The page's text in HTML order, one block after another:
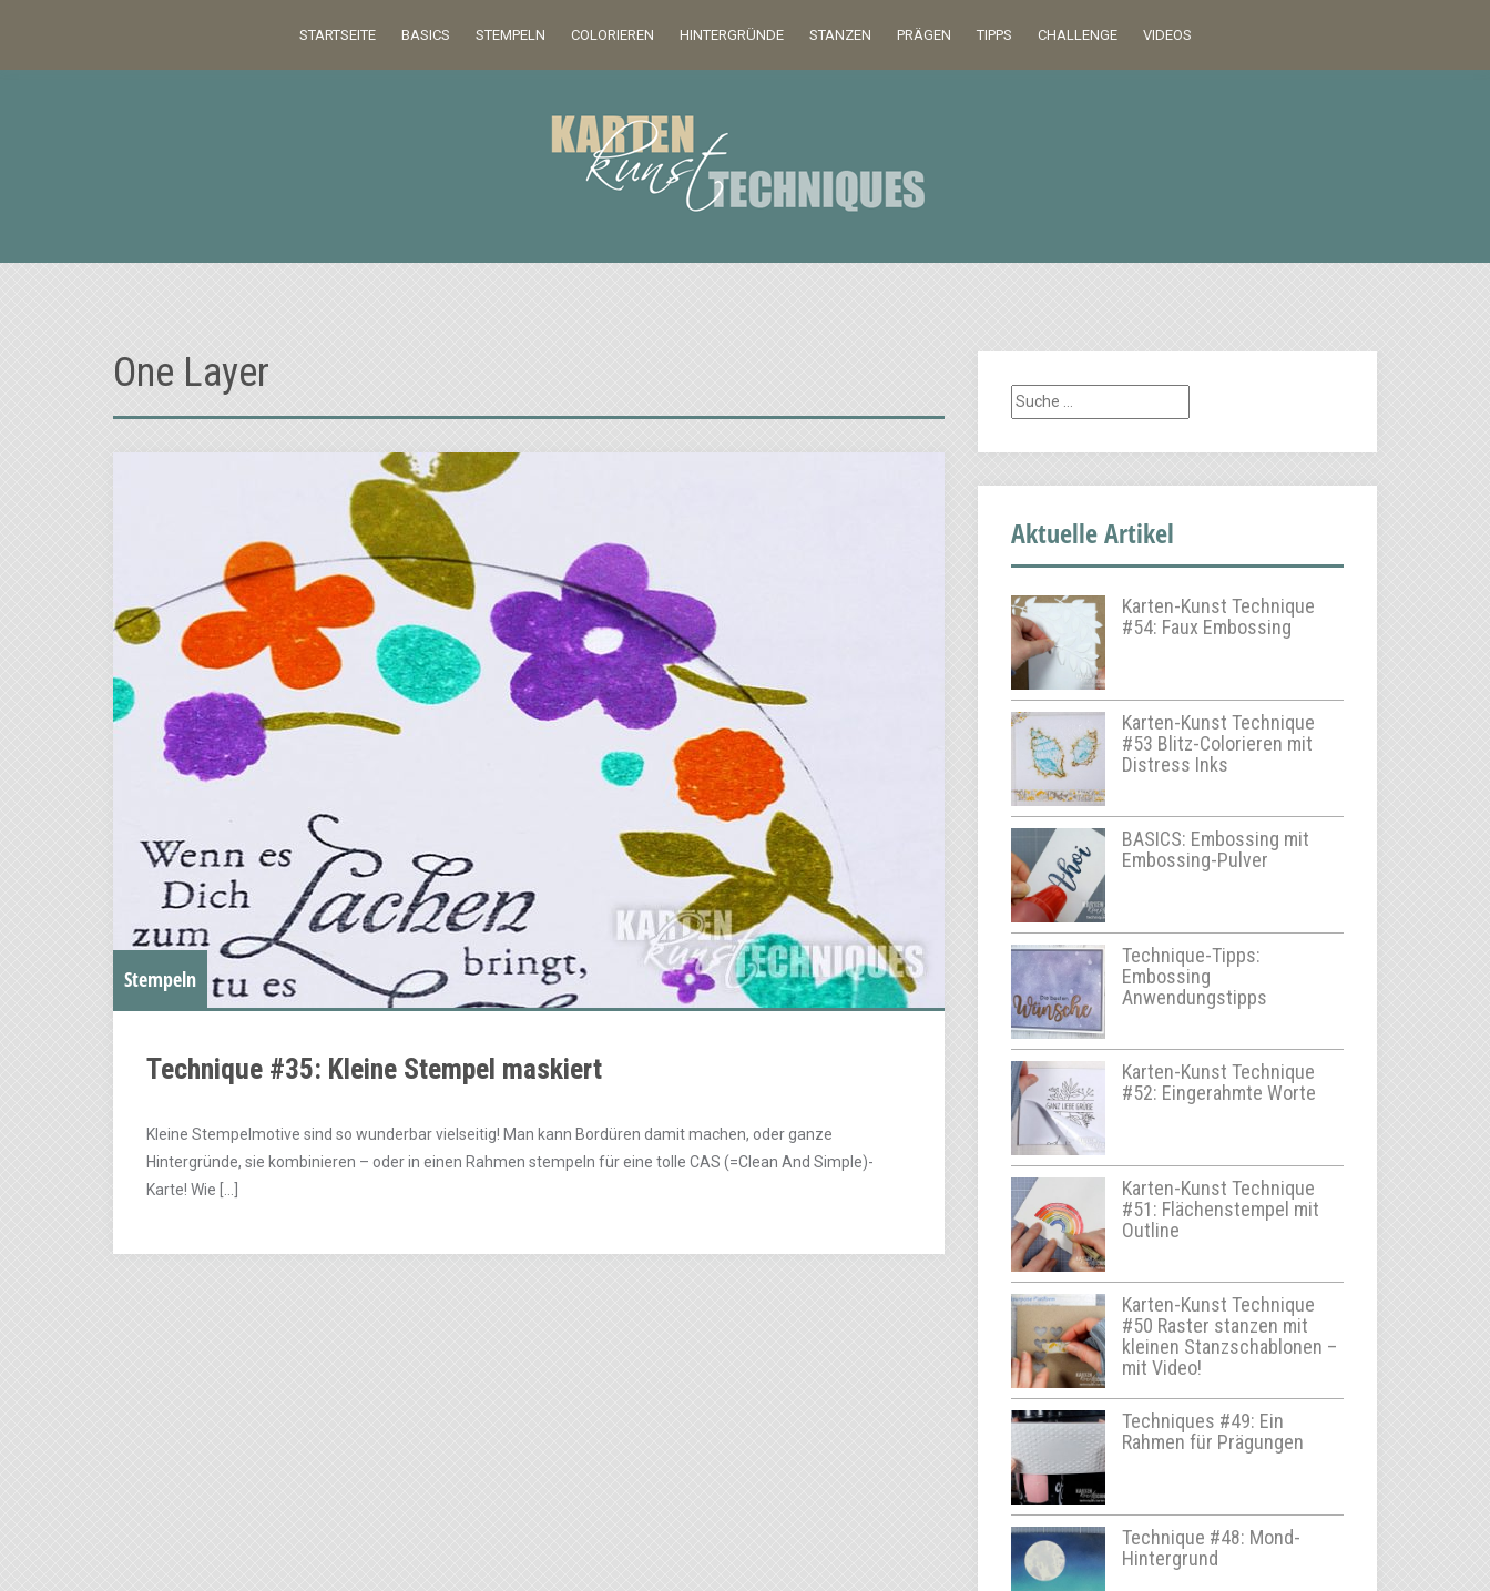
content
STARTSEITE BASICS STEMPELN COLORIEREN HINTERGRÜNDE STANZEN PRÄGEN TIPPS CHALLENGE VIDEOS
One Layer
Stempeln
Technique #35: Kleine Stempel maskiert
Kleine Stempelmotive sind so wunderbar vielseitig! Man kann Bordüren damit machen, oder ganze
Hintergründe, sie kombinieren – oder in einen Rahmen stempeln für eine tolle CAS (=Clean And Simple)-
Karte! Wie […]
Suche
nach:
Aktuelle Artikel
Karten-Kunst Technique
#54: Faux Embossing
Karten-Kunst Technique
#53 Blitz-Colorieren mit
Distress Inks
BASICS: Embossing mit
Embossing-Pulver
Technique-Tipps:
Embossing
Anwendungstipps
Karten-Kunst Technique
#52: Eingerahmte Worte
Karten-Kunst Technique
#51: Flächenstempel mit
Outline
Karten-Kunst Technique
#50 Raster stanzen mit
kleinen Stanzschablonen –
mit Video!
Techniques #49: Ein
Rahmen für Prägungen
Technique #48: Mond-
Hintergrund